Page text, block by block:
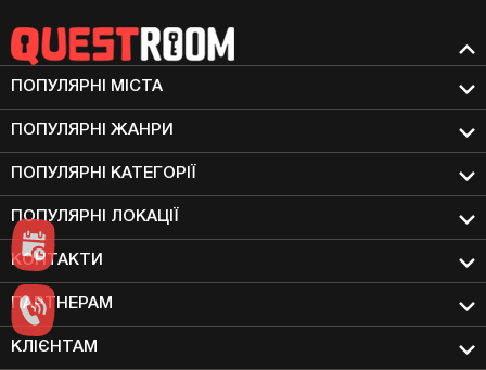
ПОПУЛЯРНІ МIСТА
ПОПУЛЯРНІ ЖАНРИ
ПОПУЛЯРНІ КАТЕГОРІЇ
ПОПУЛЯРНІ ЛОКАЦІЇ
КОНТАКТИ
ПАРТНЕРАМ
КЛІЄНТАМ